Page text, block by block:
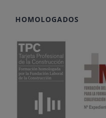
HOMOLOGADOS